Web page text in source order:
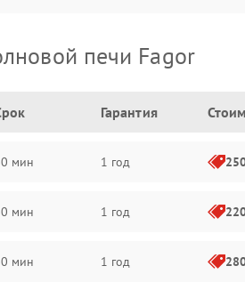
печи Fagor
Гарантия
мин 1 год
мин 1 год
мин 1 год